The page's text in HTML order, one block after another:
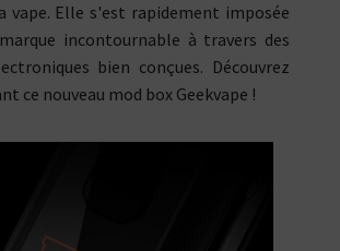
vape. Elle s'est rapidement imposée
incontournable à travers des
bien conçues. Découvrez
ce nouveau mod box Geekvape !